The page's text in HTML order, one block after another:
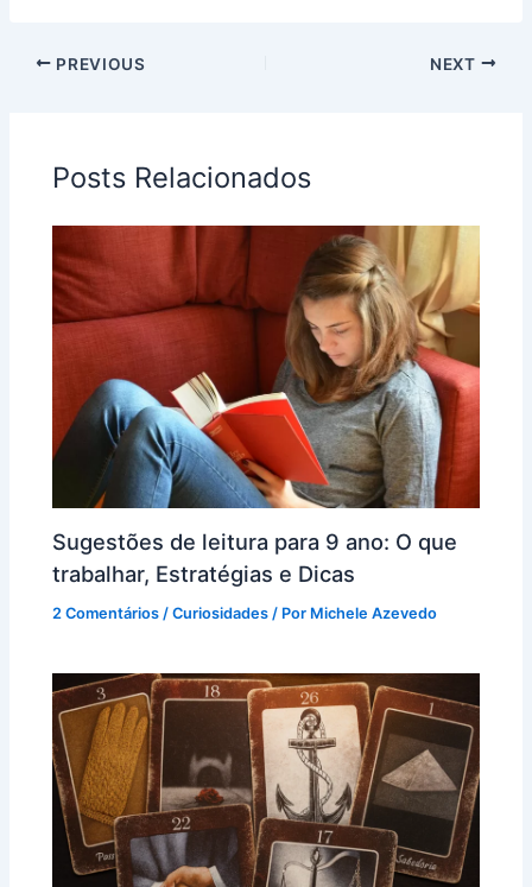
PREVIOUS NEXT
Posts Relacionados
Sugestões de leitura para 9 ano: O que
trabalhar, Estratégias e Dicas
2 Comentários /Curiosidades / Por Michele Azevedo